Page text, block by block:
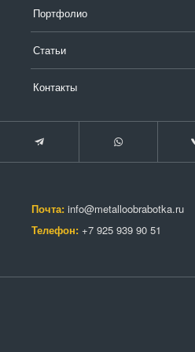
Портфолио
Статьи
Контакты
Почта: info@metalloobrabotka.ru
Телефон: +7 925 939 90 51